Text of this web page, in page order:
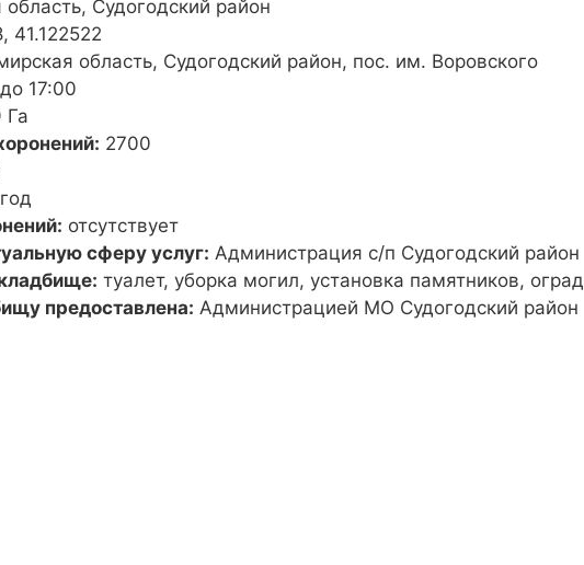
Судогодский район
41.122522
область, Судогодский район, пос. им. Воровского
17:00
Га
2700
отсутствует
сферу услуг: Администрация с/п Судогодский район
туалет, уборка могил, установка памятников, оград
предоставлена: Администрацией МО Судогодский район